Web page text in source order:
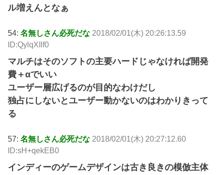
ル増えんとなぁ
54:名無しさん必死だな 2018/02/01(木) 20:26:13.59
ID:QylqXIlf0
マルチはそのソフトの主要ハードじゃなければ開発
費＋αでいい
ユーザー層広げるのが目的なわけだし
独占にしないとユーザー動かないのはわかりきって
る
57:名無しさん必死だな 2018/02/01(木) 20:27:12.60
ID:sH+qekEB0
インディーのゲームデザインは古き良きの模倣主体